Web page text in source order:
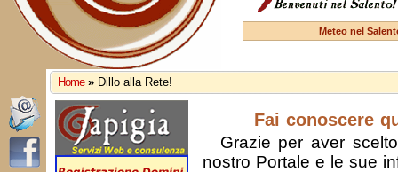
Meteo nel
Home » Dillo alla Rete!
Fai conoscere
Grazie per aver
nostro Portale e le sue